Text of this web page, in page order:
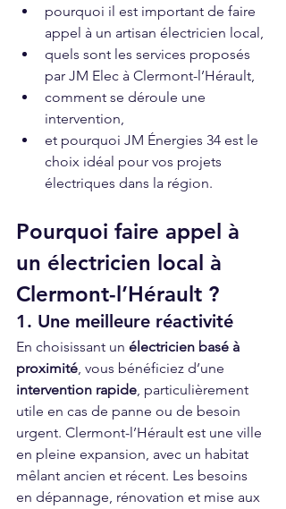
pourquoi il est important de faire
appel à un artisan électricien local,
quels sont les services proposés
par JM Elec à Clermont-l’Hérault,
comment se déroule une
intervention,
et pourquoi JM Énergies 34 est le
choix idéal pour vos projets
électriques dans la région.
Pourquoi faire appel à
un électricien local à
Clermont-l’Hérault ?
1. Une meilleure réactivité
En choisissant un électricien basé à
proximité, vous bénéficiez d’une
intervention rapide, particulièrement
utile en cas de panne ou de besoin
urgent. Clermont-l’Hérault est une ville
en pleine expansion, avec un habitat
mêlant ancien et récent. Les besoins
en dépannage, rénovation et mise aux